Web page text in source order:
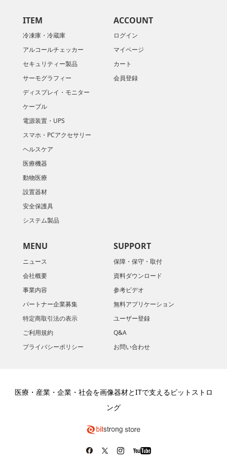
ITEM
冷凍庫・冷蔵庫
アルコールチェッカー
セキュリティー製品
サーモグラフィー
ディスプレイ・モニター
ケーブル
電源装置・UPS
スマホ・PCアクセサリー
ヘルスケア
医療機器
動物医療
設置器材
安全保護具
システム製品
ACCOUNT
ログイン
マイページ
カート
会員登録
MENU
ニュース
会社概要
​事業内容
パートナー企業募集
特定商取引法の表示
ご利用規約
プライバシーポリシー
SUPPORT
保障・保守・取付
資料ダウンロード
参考ビデオ
無料アプリケーション
ユーザー登録
Q&A
お問い合わせ
医療・産業・企業・社会を画像器材とITで支えるビットストロ
ング